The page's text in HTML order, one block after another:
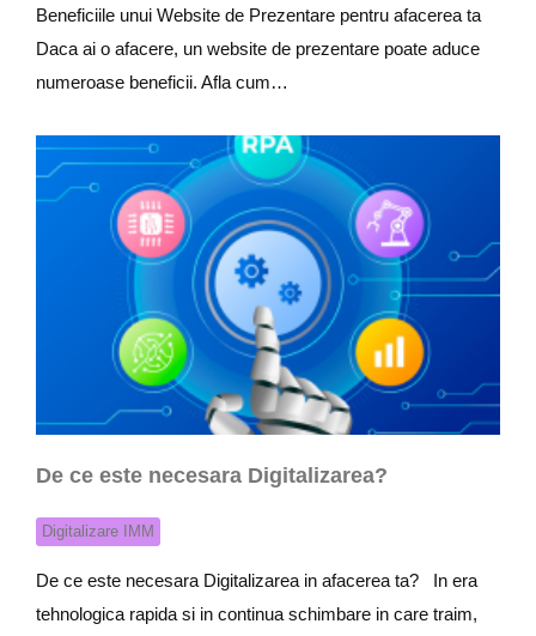
Beneficiile unui Website de Prezentare pentru afacerea ta
Daca ai o afacere, un website de prezentare poate aduce
numeroase beneficii. Afla cum…
De ce este necesara Digitalizarea?
Digitalizare IMM
De ce este necesara Digitalizarea in afacerea ta? In era
tehnologica rapida si in continua schimbare in care traim,